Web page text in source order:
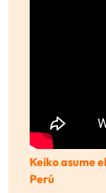
Keiko asume
Perú